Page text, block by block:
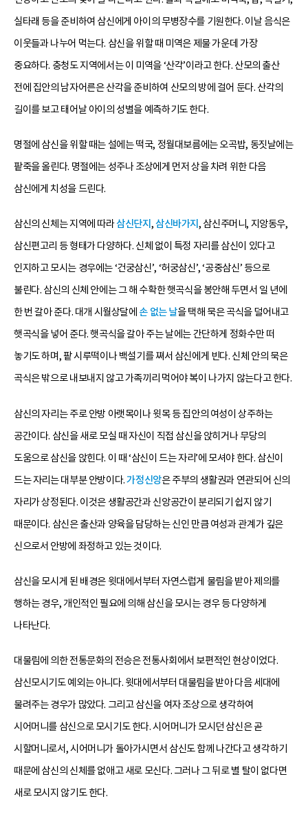
실타래 등을 준비하여 삼신에게 아이의 무병장수를 기원한다. 이날 음식은
이웃들과 나누어 먹는다. 삼신을 위할 때 미역은 제물 가운데 가장
중요하다. 충청도 지역에서는 이 미역을 ‘산각’이라고 한다. 산모의 출산
전에 집안의 남자어른은 산각을 준비하여 산모의 방에 걸어 둔다. 산각의
길이를 보고 태어날 아이의 성별을 예측하기도 한다.
명절에 삼신을 위할 때는 설에는 떡국, 정월대보름에는 오곡밥, 동짓날에는
팥죽을 올린다. 명절에는 성주나 조상에게 먼저 상을 차려 위한 다음
삼신에게 치성을 드린다.
삼신의 신체는 지역에 따라삼신단지 ,삼신바가지, 삼신주머니, 지앙동우,
삼신편고리 등 형태가 다양하다. 신체 없이 특정 자리를 삼신이 있다고
인지하고 모시는 경우에는 ‘건궁삼신’, ‘허궁삼신’, ‘공중삼신’ 등으로
불린다. 삼신의 신체 안에는 그 해 수확한 햇곡식을 봉안해 두면서 일 년에
한 번 갈아 준다. 대개 시월상달에 손 없는 날을 택해 묵은 곡식을 덜어내고
햇곡식을 넣어 준다. 햇곡식을 갈아 주는 날에는 간단하게 정화수만 떠
놓기도 하며, 팥 시루떡이나 백설기를 쪄서 삼신에게 빈다. 신체 안의 묵은
곡식은 밖으로 내보내지 않고 가족끼리 먹어야 복이 나가지 않는다고 한다.
삼신의 자리는 주로 안방 아랫목이나 윗목 등 집안의 여성이 상주하는
공간이다. 삼신을 새로 모실 때 자신이 직접 삼신을 앉히거나 무당의
도움으로 삼신을 앉힌다. 이 때 ‘삼신이 드는 자리’에 모셔야 한다. 삼신이
드는 자리는 대부분 안방이다.가정신앙은 주부의 생활권과 연관되어 신의
자리가 상정된다. 이것은 생활공간과 신앙공간이 분리되기 쉽지 않기
때문이다. 삼신은 출산과 양육을 담당하는 신인 만큼 여성과 관계가 깊은
신으로서 안방에 좌정하고 있는 것이다.
삼신을 모시게 된 배경은 윗대에서부터 자연스럽게 물림을 받아 제의를
행하는 경우, 개인적인 필요에 의해 삼신을 모시는 경우 등 다양하게
나타난다.
대물림에 의한 전통문화의 전승은 전통사회에서 보편적인 현상이었다.
삼신모시기도 예외는 아니다. 윗대에서부터 대물림을 받아 다음 세대에
물려주는 경우가 많았다. 그리고 삼신을 여자 조상으로 생각하여
시어머니를 삼신으로 모시기도 한다. 시어머니가 모시던 삼신은 곧
시할머니로서, 시어머니가 돌아가시면서 삼신도 함께 나간다고 생각하기
때문에 삼신의 신체를 없애고 새로 모신다. 그러나 그 뒤로 별 탈이 없다면
새로 모시지 않기도 한다.